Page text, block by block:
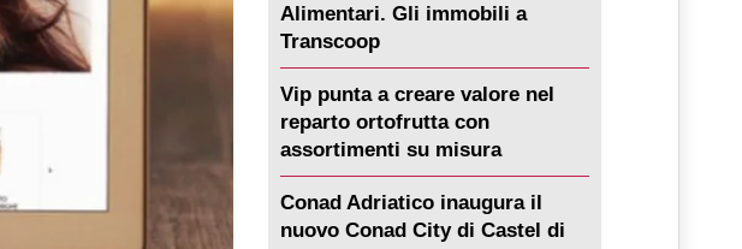
Alimentari. Gli immobili a
Transcoop
Vip punta a creare valore nel
reparto ortofrutta con
assortimenti su misura
Conad Adriatico inaugura il
nuovo Conad City di Castel di